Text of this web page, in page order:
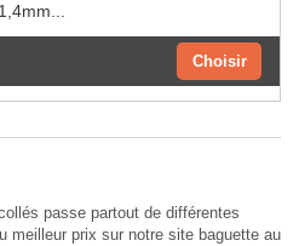
1,4mm...
Choisir
passe partout de différentes
meilleur prix sur notre site baguette au